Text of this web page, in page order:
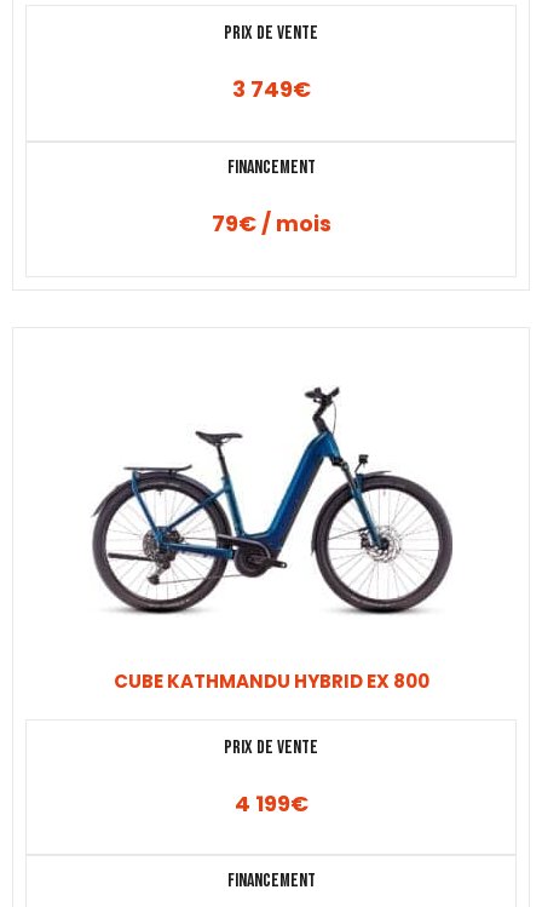
Prix de vente
3 749€
Financement
79€ / mois
CUBE KATHMANDU HYBRID EX 800
Prix de vente
4 199€
Financement